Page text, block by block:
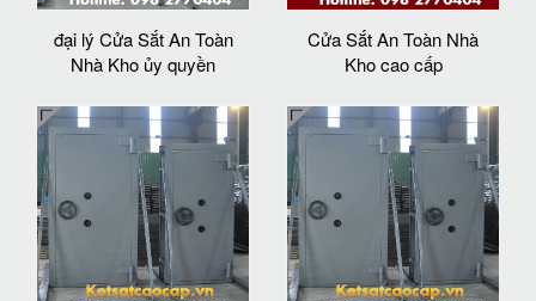
đại lý Cửa Sắt An Toàn
Nhà Kho ủy quyền
Cửa Sắt An Toàn Nhà
Kho cao cấp